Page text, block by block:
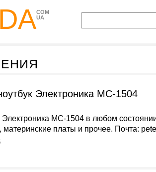
COM
UA
Электроника МС-1504
Электроника МС-1504 в любом
материнские платы и прочее. Почта: